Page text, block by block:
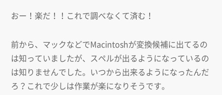
おー！楽だ！！これで調べなくて済む！
前から、マックなどでMacintoshが変換候補に出てるの
は知っていましたが、スペルが出るようになっているの
は知りませんでした。いつから出来るようになったんだ
ろ？これで少しは作業が楽になりそうです。